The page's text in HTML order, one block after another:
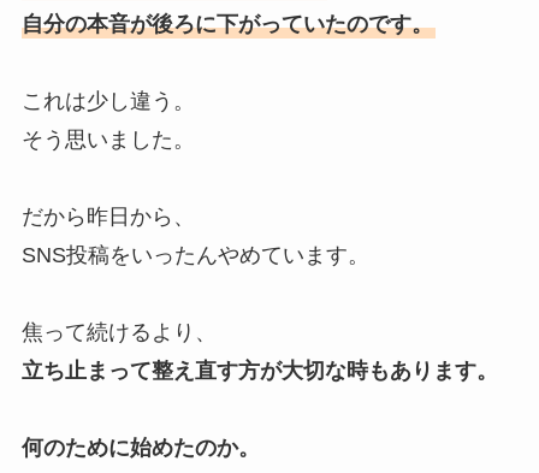
自分の本音が後ろに下がっていたのです。
これは少し違う。
そう思いました。
だから昨日から、
SNS投稿をいったんやめています。
焦って続けるより、
立ち止まって整え直す方が大切な時もあります。
何のために始めたのか。